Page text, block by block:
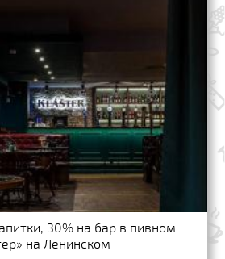
30% на бар в пивном
на Ленинском